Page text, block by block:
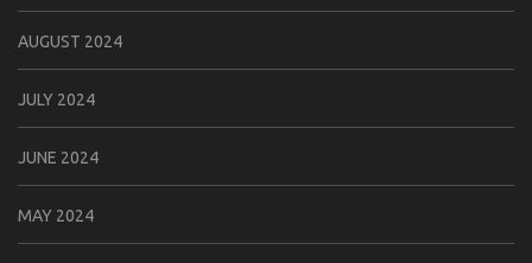
AUGUST 2024
JULY 2024
JUNE 2024
MAY 2024